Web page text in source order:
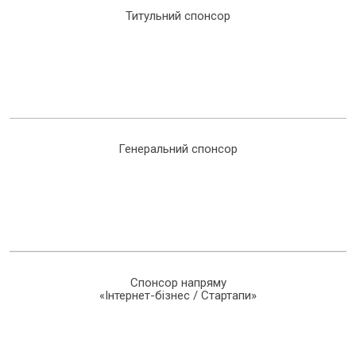
Титульний спонсор
Генеральний спонсор
Спонсор напряму
«Інтернет-бізнес / Стартапи»